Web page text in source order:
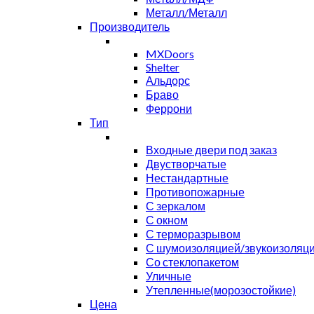
Металл/Металл
Производитель
MXDoors
Shelter
Альдорс
Браво
Феррони
Тип
Входные двери под заказ
Двустворчатые
Нестандартные
Противопожарные
С зеркалом
С окном
С терморазрывом
С шумоизоляцией/
Со стеклопакетом
Уличные
Утепленные(морозостойкие)
Цена